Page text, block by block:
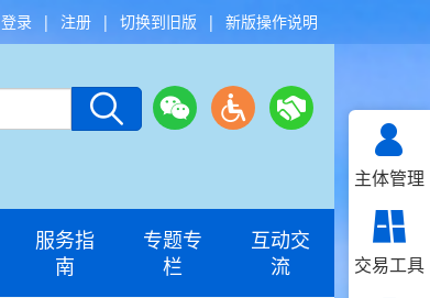
登录 | 注册 | 切换到旧版 | 新版操作说明
服务指
南
专题专
栏
互动交
流
主体管理
交易工具